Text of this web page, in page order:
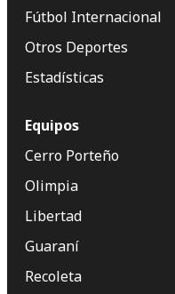
Fútbol Internacional
Otros Deportes
Estadísticas
Equipos
Cerro Porteño
Olimpia
Libertad
Guaraní
Recoleta